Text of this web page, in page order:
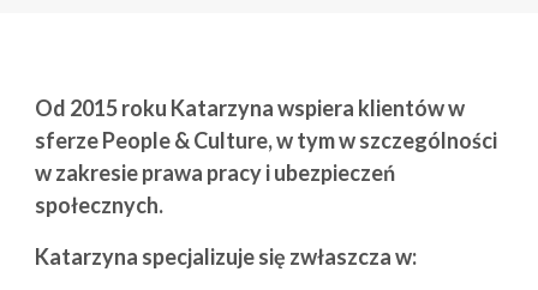
Od 2015 roku Katarzyna wspiera klientów w
sferze People & Culture, w tym w szczególności
w zakresie prawa pracy i ubezpieczeń
społecznych.
Katarzyna specjalizuje się zwłaszcza w: